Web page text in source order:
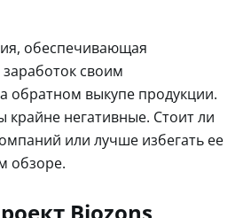
обеспечивающая
своим
обратном выкупе продукции.
крайне негативные. Стоит ли
или лучше избегать ее
обзоре.